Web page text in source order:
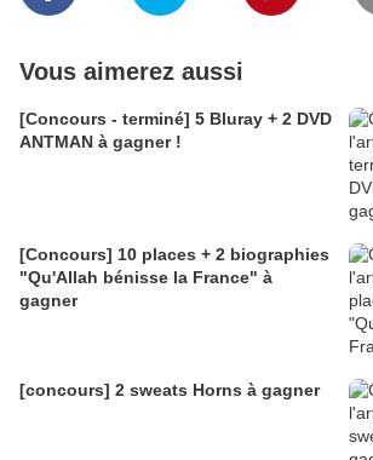
Vous aimerez aussi
[Concours - terminé] 5 Bluray + 2 DVD
ANTMAN à gagner !
[Concours] 10 places + 2 biographies
"Qu'Allah bénisse la France" à
gagner
[concours] 2 sweats Horns à gagner